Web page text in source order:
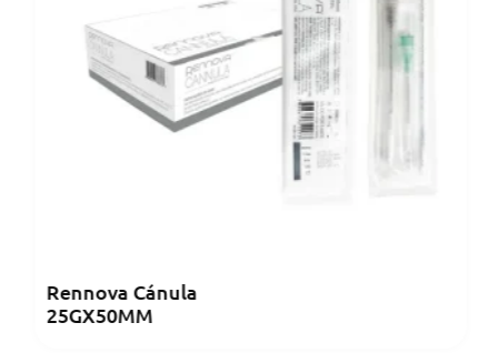
Rennova Cánula
25GX50MM